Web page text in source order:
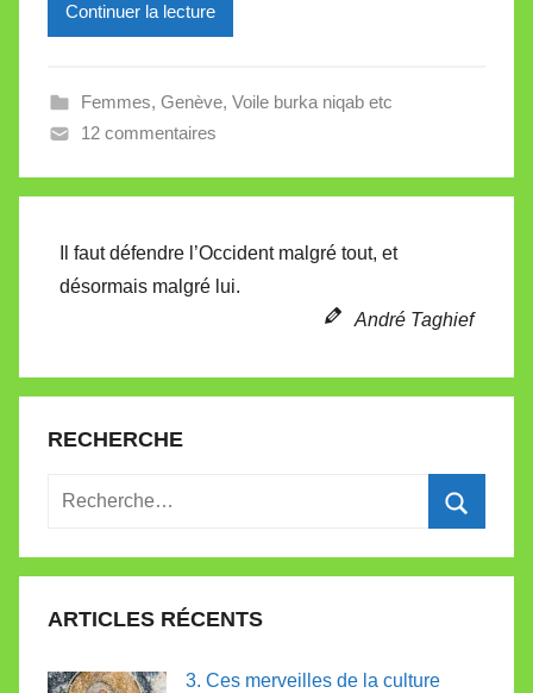
l
a
l
e
Continuer la lecture
Femmes, Genève, Voile burka niqab etc
12 commentaires
Il faut défendre l’Occident malgré tout, et
désormais malgré lui.
André Taghief
RECHERCHE
Recherche
:
ARTICLES RÉCENTS
3. Ces merveilles de la culture